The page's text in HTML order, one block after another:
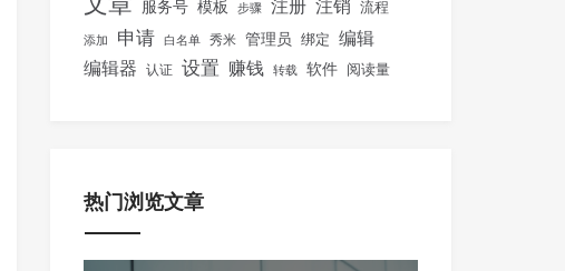
服务号 模板 步骤 注册 注销 流程
添加 申请 白名单 秀米 管理员 绑定 编辑
编辑器
认证 设置 赚钱 转载 软件 阅读量
热门浏览文章